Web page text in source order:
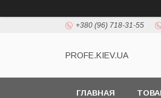
+380 (96) 718-31-55
PROFE.KIEV.UA
ГЛАВНАЯ